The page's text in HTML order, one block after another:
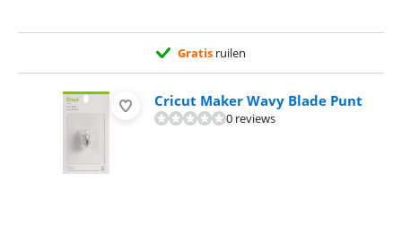
Gratis ruilen
Cricut Maker Wavy Blade Punt
0 reviews